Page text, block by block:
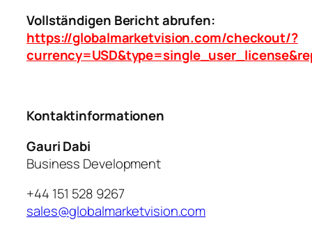
Vollständigen Bericht abrufen:
https://globalmarketvision.com/checkout/?
Kontaktinformationen
Gauri Dabi
Business Development
+44 151 528 9267
sales@globalmarketvision.com